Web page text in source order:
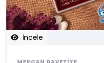
İncele